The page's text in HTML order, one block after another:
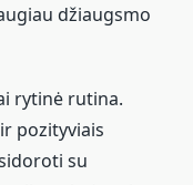
džiaugsmo
rytinė rutina.
pozityviais
su